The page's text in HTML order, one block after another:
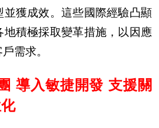
獲成效。這些國際經驗凸顯
地積極採取變革措施，以因應
需求。
導入敏捷開發 支援關